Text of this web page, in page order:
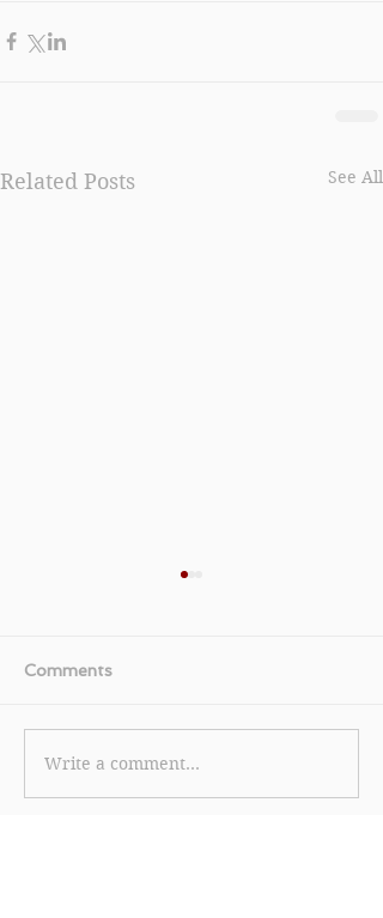
Related Posts See All
【盈健醫療Human
Health 優惠】- 購買任何
Comments
Write a comment...